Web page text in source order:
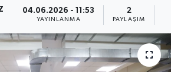
04.06.2026 - 11:53
YAYINLANMA
2
PAYLAŞIM